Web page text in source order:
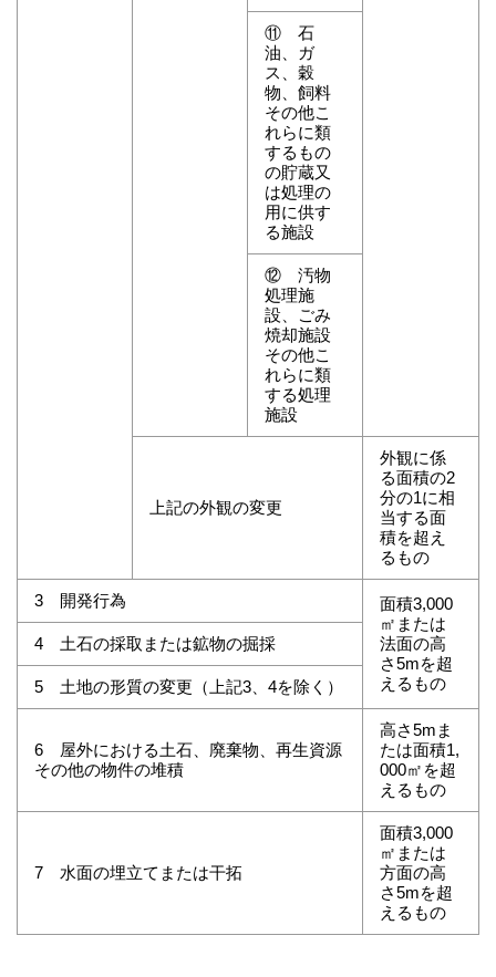
⑪ 石
油、ガ
ス、穀
物、飼料
その他こ
れらに類
するもの
の貯蔵又
は処理の
用に供す
る施設
⑫ 汚物
処理施
設、ごみ
焼却施設
その他こ
れらに類
する処理
施設
上記の外観の変更
外観に係
る面積の2
分の1に相
当する面
積を超え
るもの
3 開発行為
面積3,000
㎡または
法面の高
さ5mを超
えるもの
4 土石の採取または鉱物の掘採
5 土地の形質の変更（上記3、4を除く）
6 屋外における土石、廃棄物、再生資源
その他の物件の堆積
高さ5mま
たは面積1,
000㎡を超
えるもの
7 水面の埋立てまたは干拓
面積3,000
㎡または
方面の高
さ5mを超
えるもの